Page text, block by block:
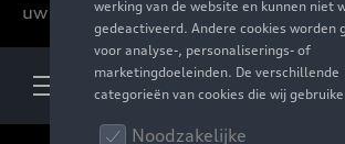
uw verdeler.